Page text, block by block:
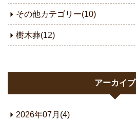
その他カテゴリー(10)
樹木葬(12)
アーカイブ
2026年07月(4)